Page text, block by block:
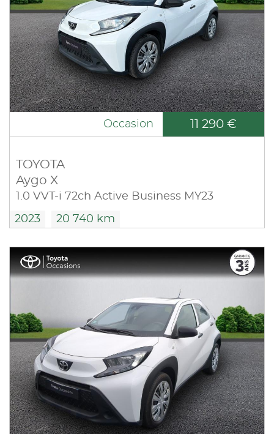
Occasion 11 290 €
TOYOTA
Aygo X
1.0 VVT-i 72ch Active Business MY23
2023 20 740 km